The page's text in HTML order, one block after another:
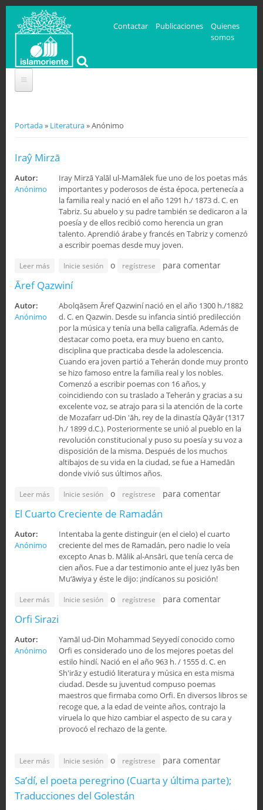
Contactar Publicaciones
Quienes
somos
Se encuentra usted aquí
Portada» Literatura» Anónimo
Iraŷ Mirzā
Autor:
Anónimo
Iray Mirzā Yalāl ul-Mamālek fue uno de los poetas más
importantes y poderosos de ésta época, pertenecía a
la familia real y nació en el año 1291 h./ 1873 d. C. en
Tabriz. Su abuelo y su padre también se dedicaron a la
poesía y de ellos recibió como herencia un gran
talento. Aprendió árabe y francés en Tabriz y comenzó
a escribir poemas desde muy joven.
Leer más sobre Iraŷ Mirzā
Inicie sesión o regístrese para comentar
Āref Qazwiní
Autor:
Anónimo
Abolqāsem Āref Qazwiní nació en el año 1300 h./1882
d. C. en Qazwin. Desde su infancia sintió predilección
por la música y tenía una bella caligrafía. Además de
destacar como poeta, era muy bueno en canto,
disciplina que practicaba desde la adolescencia.
Cuando era joven partió a Teherán donde muy pronto
se hizo famoso entre la familia real y los nobles.
Comenzó a escribir poemas con 16 años, y
coincidiendo con su traslado a Teherán y gracias a su
excelente voz, se atrajo para si la atención de la corte
de Mozafarr ud-Din 'āh, rey de la dinastía Qāyār (1317
h./ 1899 d.C.). Posteriormente se unió al pueblo en la
revolución constitucional y puso su poesía y su voz a
disposición de la misma. Después de los muchos
altibajos de su vida en la ciudad, se fue a Hamedān
donde vivió sus últimos años.
Leer más sobre Āref Qazwiní
Inicie sesión o regístrese para comentar
El Cuarto Creciente de Ramadán
Autor:
Anónimo
Intentaba la gente distinguir (en el cielo) el cuarto
creciente del mes de Ramadán, pero nadie lo veía
excepto Anas b. Mālik al-Ansāri, que tenía cerca de
cien años. Fue a dar testimonio ante el juez Iyās ben
Mu‘āwiya y éste le dijo: ¡indícanos su posición!
Leer más sobre El Cuarto Creciente de Ramadán
Inicie sesión o regístrese para comentar
Orfi Sirazi
Autor:
Anónimo
Yamāl ud-Din Mohammad Seyyedí conocido como
Orfi es considerado uno de los mejores poetas del
estilo hindí. Nació en el año 963 h. / 1555 d. C. en
Sh'irāz y estudió literatura y música en esta misma
ciudad. Desde su juventud compuso poemas
maestros que firmaba como Orfi. En diversos libros se
recoge que, a la edad de veinte años, contrajo la
viruela lo que hizo cambiar el aspecto de su cara y
provocó el rechazo de la gente.
Leer más sobre Orfi Sirazi
Inicie sesión o regístrese para comentar
Sa’dí, el poeta peregrino (Cuarta y última parte);
Traducciones del Golestán